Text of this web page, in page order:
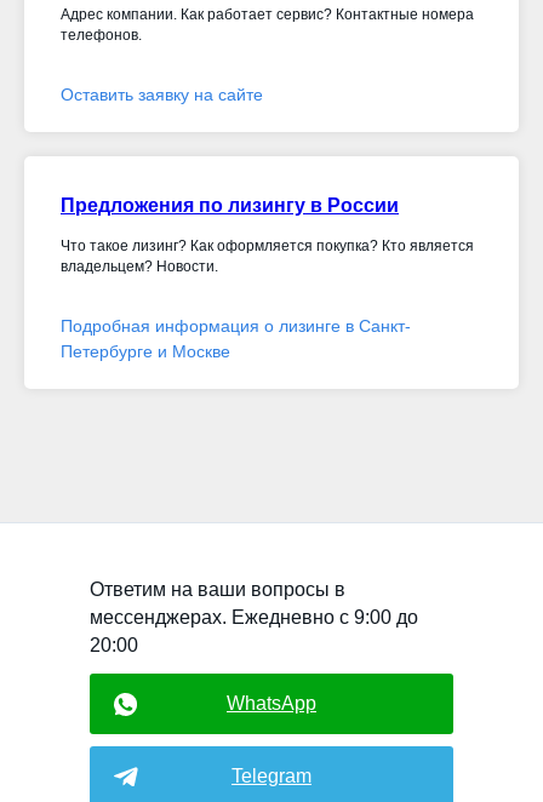
Адрес компании. Как работает сервис? Контактные номера
телефонов.
Оставить заявку на сайте
Предложения по лизингу в России
Что такое лизинг? Как оформляется покупка? Кто является
владельцем? Новости.
Подробная информация о лизинге в Санкт-
Петербурге и Москве
Ответим на ваши вопросы в
мессенджерах. Ежедневно с 9:00 до
20:00
Telegram
WhatsApp